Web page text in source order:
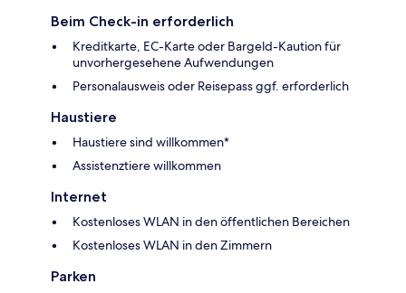
Beim Check-in erforderlich
Kreditkarte, EC-Karte oder Bargeld-Kaution für
unvorhergesehene Aufwendungen
Personalausweis oder Reisepass ggf. erforderlich
Haustiere
Haustiere sind willkommen*
Assistenztiere willkommen
Internet
Kostenloses WLAN in den öffentlichen Bereichen
Kostenloses WLAN in den Zimmern
Parken